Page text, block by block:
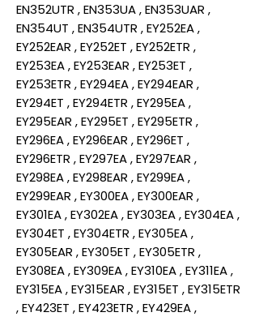
EN352UTR , EN353UA , EN353UAR ,
EN354UT , EN354UTR , EY252EA ,
EY252EAR , EY252ET , EY252ETR ,
EY253EA , EY253EAR , EY253ET ,
EY253ETR , EY294EA , EY294EAR ,
EY294ET , EY294ETR , EY295EA ,
EY295EAR , EY295ET , EY295ETR ,
EY296EA , EY296EAR , EY296ET ,
EY296ETR , EY297EA , EY297EAR ,
EY298EA , EY298EAR , EY299EA ,
EY299EAR , EY300EA , EY300EAR ,
EY301EA , EY302EA , EY303EA , EY304EA ,
EY304ET , EY304ETR , EY305EA ,
EY305EAR , EY305ET , EY305ETR ,
EY308EA , EY309EA , EY310EA , EY311EA ,
EY315EA , EY315EAR , EY315ET , EY315ETR
, EY423ET , EY423ETR , EY429EA ,